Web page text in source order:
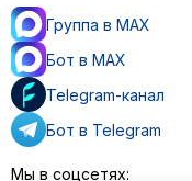
Группа в MAX
Бот в MAX
Telegram-канал
Бот в Telegram
Мы в соцсетях: